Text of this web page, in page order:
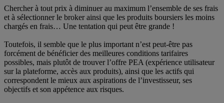
Chercher à tout prix à diminuer au maximum l’ensemble de ses frais
et à sélectionner le broker ainsi que les produits boursiers les moins
chargés en frais… Une tentation qui peut être grande !
Toutefois, il semble que le plus important n’est peut-être pas
forcément de bénéficier des meilleures conditions tarifaires
possibles, mais plutôt de trouver l’offre PEA (expérience utilisateur
sur la plateforme, accès aux produits), ainsi que les actifs qui
correspondent le mieux aux aspirations de l’investisseur, ses
objectifs et son appétence aux risques.